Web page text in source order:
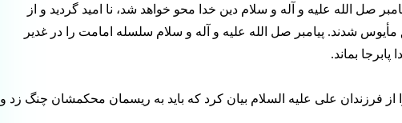
صل الله علیه و آله و سلام دین خدا محو خواهد شد، نا امید گردید و از
شدند. پیامبر صل الله علیه و آله و سلام سلسله امامت را در غدیر
بماند.
از فرزندان علی علیه السلام بیان کرد که باید به ریسمان محکمشان چنگ زد و